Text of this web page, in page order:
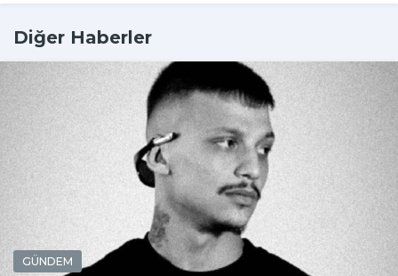
Diğer Haberler
GÜNDEM